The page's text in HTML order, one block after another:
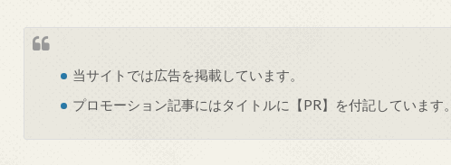
当サイトでは広告を掲載しています。
プロモーション記事にはタイトルに【PR】を付記しています。